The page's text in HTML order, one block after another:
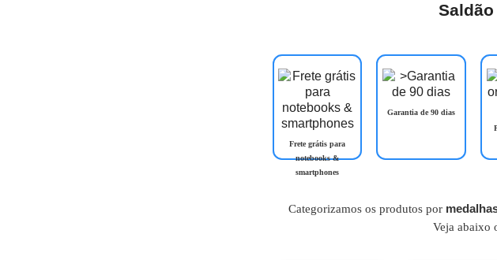
Frete grátis para
notebooks &
smartphones
Garantia de 90 dias
Categorizamos os produtos por
Veja abaixo